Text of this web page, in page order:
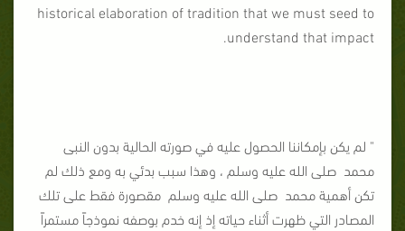
historical elaboration of tradition that we must seed to
understand that impact.
" لم يكن بإمكاننا الحصول عليه في صورته الحالية بدون النبى
محمد صلى الله عليه وسلم ، وهذا سبب بدئي به ومع ذلك لم
تكن أهمية محمد صلى الله عليه وسلم مقصورة فقط على تلك
المصادر التي ظهرت أثناء حياته إذ إنه خدم بوصفه نموذجاً مستمراً